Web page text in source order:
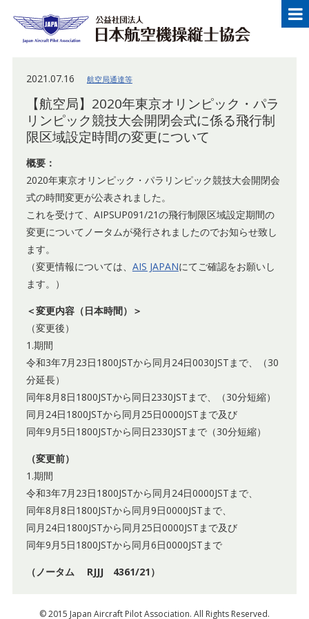
Japan Aircraft Pilot Association 公
2021.07.16 航空局通達等
【航空局】2020年東京オリンピック・パラ
リンピック競技大会開閉会式に係る飛行制
限区域設定時間の変更について
概要：
2020年東京オリンピック・パラリンピック競技大会開閉会
式の時間変更が公表されました。
これを受けて、AIPSUP091/21の飛行制限区域設定期間の
変更についてノータムが発行されましたのでお知らせ致し
ます。
（変更情報については、 AIS JAPANにてご確認をお願いし
ます。）
＜変更内容（日本時間）＞
（変更後）
1.期間
令和3年7月23日1800JSTから同月24日0030JSTまで、（30
分延長）
同年8月8日1800JSTから同日2330JSTまで、（30分短縮）
同月24日1800JSTから同月25日0000JSTまで及び
同年9月5日1800JSTから同日2330JSTまで（30分短縮）
（変更前）
1.期間
令和3年7月23日1800JSTから同月24日0000JSTまで、
同年8月8日1800JSTから同月9日0000JSTまで、
同月24日1800JSTから同月25日0000JSTまで及び
同年9月5日1800JSTから同月6日0000JSTまで
（ノータム RJJJ 4361/21）
© 2015 Japan Aircraft Pilot Association. All Rights Reserved.